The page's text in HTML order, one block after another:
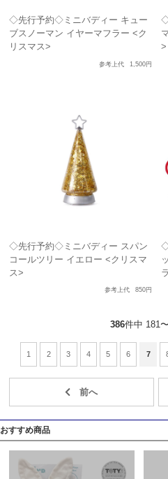
◇先行予約◇ミニバディー キュー
ブスノーマン イヤーマフラー <ク
リスマス>
参考上代 1,500円
◇
>
◇先行予約◇ミニバディー スパン
コールツリー イエロー <クリスマ
ス>
参考上代 850円
◇
386件中 181
1 2 3 4 5 6 7
おすすめ商品